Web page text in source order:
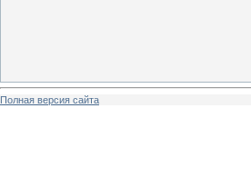
Полная версия сайта